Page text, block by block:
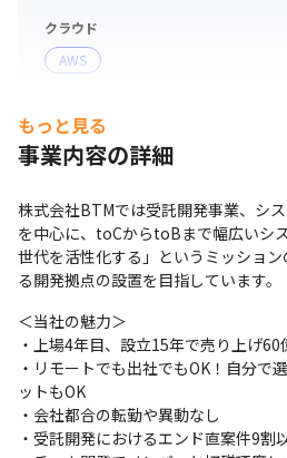
クラウド
AWS
Windows
もっと見る
事業内容の詳細
株式会社BTMでは受託開発事業、シ
を中心に、toCからtoBまで幅広いシ
世代を活性化する」というミッショ
る開発拠点の設置を目指しています。
＜当社の魅力＞
・上場4年目、設立15年で売り上げ
・リモートでも出社でもOK！自分で
ットもOK
・会社都合の転勤や異動なし
・受託開発におけるエンド直案件9割